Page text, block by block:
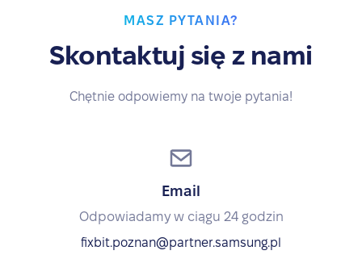
MASZ PYTANIA?
Skontaktuj się z nami
Chętnie odpowiemy na twoje pytania!
Email
Odpowiadamy w ciągu 24 godzin
fixbit.poznan@partner.samsung.pl